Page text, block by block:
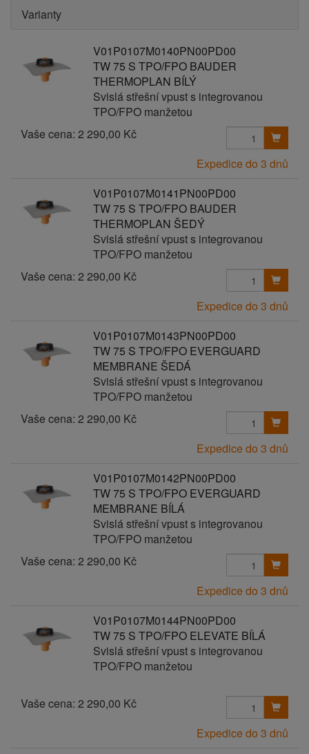
Varianty
V01P0107M0140PN00PD00
TW 75 S TPO/FPO BAUDER
THERMOPLAN BÍLÝ
Svislá střešní vpust s integrovanou
TPO/FPO manžetou
Vaše cena: 2 290,00 Kč
Expedice do 3 dnů
V01P0107M0141PN00PD00
TW 75 S TPO/FPO BAUDER
THERMOPLAN ŠEDÝ
Svislá střešní vpust s integrovanou
TPO/FPO manžetou
Vaše cena: 2 290,00 Kč
Expedice do 3 dnů
V01P0107M0143PN00PD00
TW 75 S TPO/FPO EVERGUARD
MEMBRANE ŠEDÁ
Svislá střešní vpust s integrovanou
TPO/FPO manžetou
Vaše cena: 2 290,00 Kč
Expedice do 3 dnů
V01P0107M0142PN00PD00
TW 75 S TPO/FPO EVERGUARD
MEMBRANE BÍLÁ
Svislá střešní vpust s integrovanou
TPO/FPO manžetou
Vaše cena: 2 290,00 Kč
Expedice do 3 dnů
V01P0107M0144PN00PD00
TW 75 S TPO/FPO ELEVATE BÍLÁ
Svislá střešní vpust s integrovanou
TPO/FPO manžetou
Vaše cena: 2 290,00 Kč
Expedice do 3 dnů